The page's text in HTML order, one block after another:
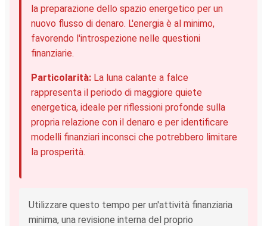
la preparazione dello spazio energetico per un
nuovo flusso di denaro. L'energia è al minimo,
favorendo l'introspezione nelle questioni
finanziarie.
Particolarità: La luna calante a falce
rappresenta il periodo di maggiore quiete
energetica, ideale per riflessioni profonde sulla
propria relazione con il denaro e per identificare
modelli finanziari inconsci che potrebbero limitare
la prosperità.
Utilizzare questo tempo per un'attività finanziaria
minima, una revisione interna del proprio